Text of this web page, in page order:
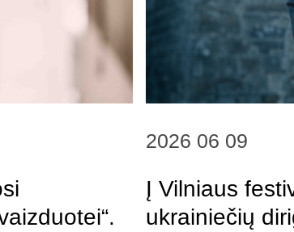
2026 06 09
Į Vilniaus
ukrainiečių